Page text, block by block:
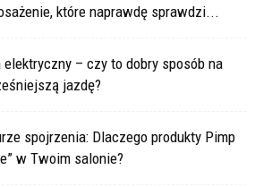
które naprawdę sprawdzi...
– czy to dobry sposób na
jazdę?
spojrzenia: Dlaczego produkty Pimp
w Twoim salonie?